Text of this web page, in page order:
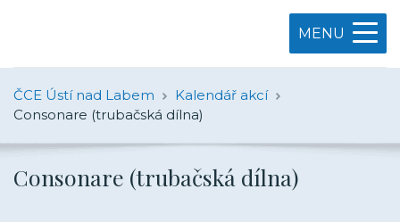
MENU
ČCE Ústí nad Labem
Kalendář akcí
Consonare (trubačská dílna)
Consonare (trubačská dílna)